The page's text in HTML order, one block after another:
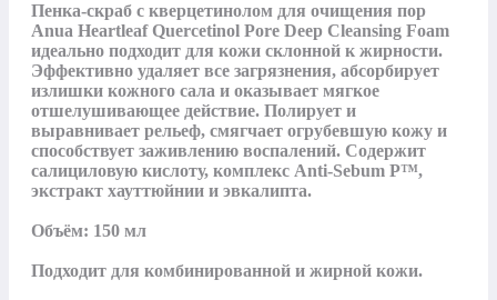
Пенка-скраб с кверцетинолом для очищения пор
Anua Heartleaf Quercetinol Pore Deep Cleansing Foam
идеально подходит для кожи склонной к жирности.
Эффективно удаляет все загрязнения, абсорбирует
излишки кожного сала и оказывает мягкое
отшелушивающее действие. Полирует и
выравнивает рельеф, смягчает огрубевшую кожу и
способствует заживлению воспалений. Содержит
салициловую кислоту, комплекс Anti-Sebum P™,
экстракт хауттюйнии и эвкалипта.
Объём: 150 мл
Подходит для комбинированной и жирной кожи.